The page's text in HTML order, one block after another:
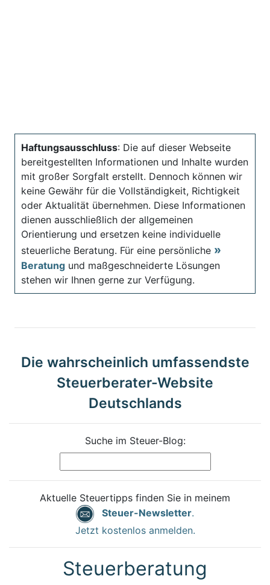
Haftungsausschluss: Die auf dieser Webseite
bereitgestellten Informationen und Inhalte wurden
mit großer Sorgfalt erstellt. Dennoch können wir
keine Gewähr für die Vollständigkeit, Richtigkeit
oder Aktualität übernehmen. Diese Informationen
dienen ausschließlich der allgemeinen
Orientierung und ersetzen keine individuelle
steuerliche Beratung. Für eine persönliche
Beratung und maßgeschneiderte Lösungen
stehen wir Ihnen gerne zur Verfügung.
Die wahrscheinlich umfassendste
Steuerberater-Website
Deutschlands
Suche im Steuer-Blog:
Aktuelle Steuertipps finden Sie in meinem
Steuer-Newsletter.
Jetzt kostenlos anmelden.
Steuerberatung